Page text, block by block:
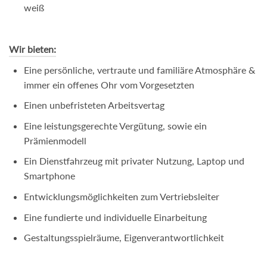
weiß
Wir bieten:
Eine persönliche, vertraute und familiäre Atmosphäre &
immer ein offenes Ohr vom Vorgesetzten
Einen unbefristeten Arbeitsvertag
Eine leistungsgerechte Vergütung, sowie ein
Prämienmodell
Ein Dienstfahrzeug mit privater Nutzung, Laptop und
Smartphone
Entwicklungsmöglichkeiten zum Vertriebsleiter
Eine fundierte und individuelle Einarbeitung
Gestaltungsspielräume, Eigenverantwortlichkeit